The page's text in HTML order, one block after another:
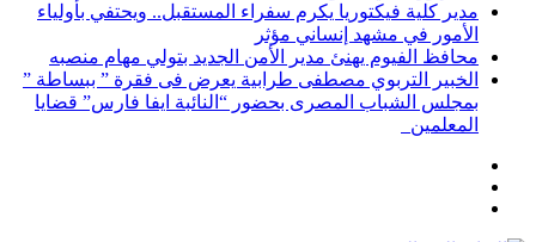
مدير كلية فيكتوريا يكرم سفراء المستقبل.. ويحتفي بأولياء
الأمور في مشهد إنساني مؤثر
محافظ الفيوم يهنئ مدير الأمن الجديد بتولي مهام منصبه
الخبير التربوي مصطفى طرابية يعرض فى فقرة ” ببساطة ”
بمجلس الشباب المصرى بحضور “النائبة ايفا فارس” قضايا
المعلمين